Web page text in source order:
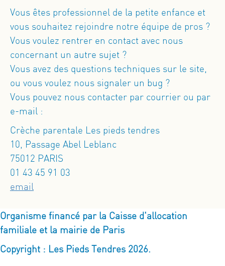
Vous êtes professionnel de la petite enfance et
vous souhaitez rejoindre notre équipe de pros ?
Vous voulez rentrer en contact avec nous
concernant un autre sujet ?
Vous avez des questions techniques sur le site,
ou vous voulez nous signaler un bug ?
Vous pouvez nous contacter par courrier ou par
e-mail :
Crèche parentale Les pieds tendres
10, Passage Abel Leblanc
75012 PARIS
01 43 45 91 03
email
Organisme financé par la Caisse d'allocation
familiale et la mairie de Paris
Copyright : Les Pieds Tendres 2026.